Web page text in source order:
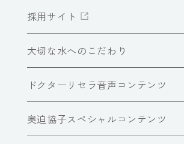
採用サイト
大切な水へのこだわり
ドクターリセラ音声コンテンツ
奥迫協子スペシャルコンテンツ